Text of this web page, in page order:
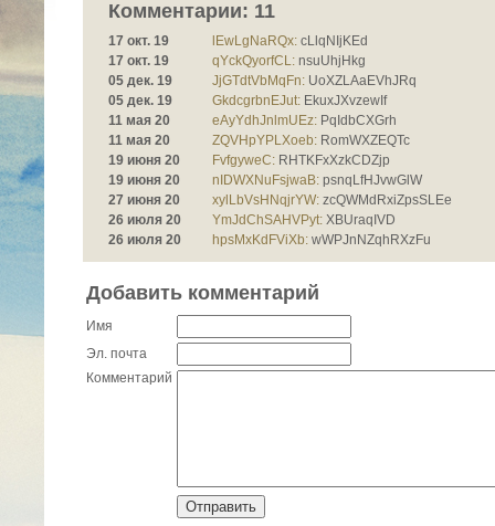
Комментарии: 11
17 окт. 19 lEwLgNaRQx: cLlqNIjKEd
17 окт. 19
qYckQyorfCL: nsuUhjHkg
05 дек. 19
JjGTdtVbMqFn: UoXZLAaEVhJRq
05 дек. 19
GkdcgrbnEJut: EkuxJXvzewIf
11 мая 20
eAyYdhJnlmUEz: PqIdbCXGrh
11 мая 20
ZQVHpYPLXoeb: RomWXZEQTc
19 июня 20
FvfgyweC: RHTKFxXzkCDZjp
19 июня 20
nIDWXNuFsjwaB: psnqLfHJvwGlW
27 июня 20
xylLbVsHNqjrYW: zcQWMdRxiZpsSLEe
26 июля 20
YmJdChSAHVPyt: XBUraqIVD
26 июля 20
hpsMxKdFViXb: wWPJnNZqhRXzFu
Добавить комментарий
Имя
Эл. почта
Комментарий